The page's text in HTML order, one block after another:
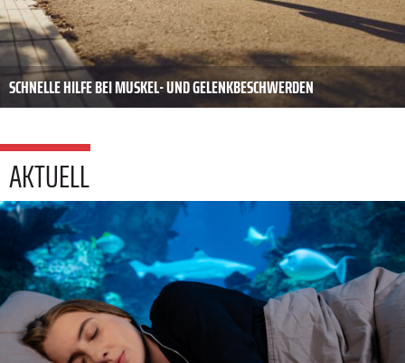
SCHNELLE HILFE BEI MUSKEL- UND GELENKBESCHWERDEN
AKTUELL